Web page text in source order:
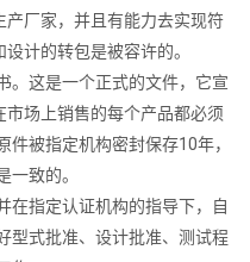
厂家，并且有能力去实现符
计的转包是被容许的。
。这是一个正式的文件，它宣
场上销售的每个产品都必须
被指定机构密封保存10年，
致的。
在指定认证机构的指导下，自
型式批准、设计批准、测试程